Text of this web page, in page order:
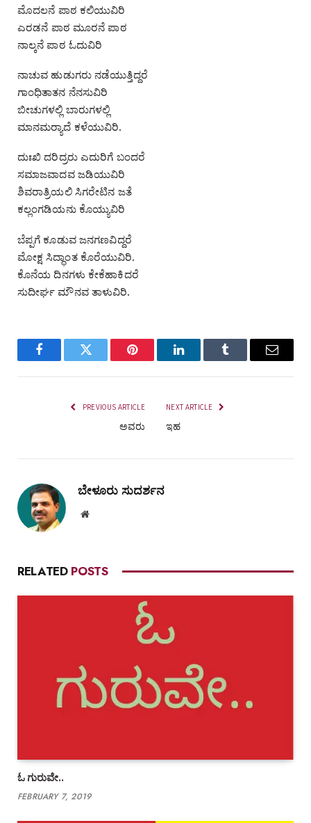
ಮೊದಲನೆ ಪಾಠ ಕಲಿಯುವಿರಿ
ಎರಡನೆ ಪಾಠ ಮೂರನೆ ಪಾಠ
ನಾಲ್ಕನೆ ಪಾಠ ಓದುವಿರಿ
ನಾಚುವ ಹುಡುಗರು ನಡೆಯುತ್ತಿದ್ದರೆ
ಗಾಂಧಿತಾತನ ನೆನಸುವಿರಿ
ಬೀಚುಗಳಲ್ಲಿ ಬಾರುಗಳಲ್ಲಿ
ಮಾನಮರ್‍ಯಾದೆ ಕಳೆಯುವಿರಿ.
ದುಃಖಿ ದರಿದ್ರರು ಎದುರಿಗೆ ಬಂದರೆ
ಸಮಾಜವಾದವ ಜಡಿಯುವಿರಿ
ಶಿವರಾತ್ರಿಯಲಿ ಸಿಗರೇಟಿನ ಜತೆ
ಕಲ್ಲಂಗಡಿಯನು ಕೊಯ್ಯುವಿರಿ
ಬೆಪ್ಪಗೆ ಕೂಡುವ ಜನಗಣವಿದ್ದರೆ
ಮೋಕ್ಷ ಸಿದ್ಧಾಂತ ಕೊರೆಯುವಿರಿ.
ಕೊನೆಯ ದಿನಗಳು ಕೇಕೆಹಾಕಿದರೆ
ಸುದೀರ್ಘ ಮೌನವ ತಾಳುವಿರಿ.
FacebookTwitter Pinterest LinkedInTumblr Email
PREVIOUS ARTICLE
ಅವರು
NEXT ARTICLE
ಇಹ
ಬೇಳೂರು ಸುದರ್ಶನ
Website
RELATED POSTS
ಓ ಗುರುವೇ..
FEBRUARY 7, 2019